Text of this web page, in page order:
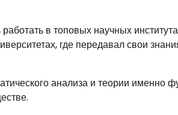
в топовых научных
где передавал свои
анализа и теории именно